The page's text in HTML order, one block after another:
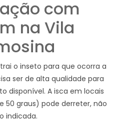
com
na Vila
o inseto para que ocorra a
ser de alta qualidade para
disponível. A isca em locais
graus) pode derreter, não
indicada.